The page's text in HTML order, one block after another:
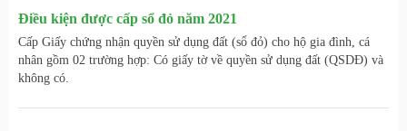
Điều kiện được cấp sổ đỏ năm 2021
Cấp Giấy chứng nhận quyền sử dụng đất (sổ đỏ) cho hộ gia đình, cá
nhân gồm 02 trường hợp: Có giấy tờ về quyền sử dụng đất (QSDĐ) và
không có.